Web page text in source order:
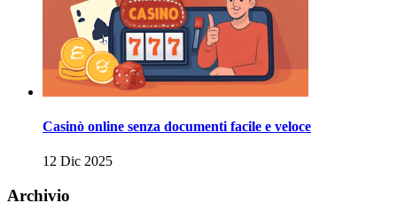
Casinò online senza documenti facile e veloce
12 Dic 2025
Archivio